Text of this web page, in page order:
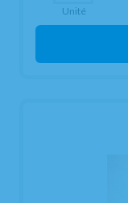
Unité